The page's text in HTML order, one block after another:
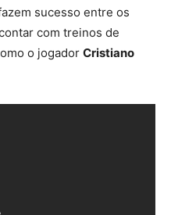
sucesso entre os
com treinos de
o jogador Cristiano